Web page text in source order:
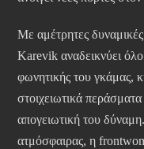
Με αμέτρητες
Karevik αναδεικνύει
φωνητικής του γκάμας,
στοιχειωτικά
απογειωτική του
ατμόσφαιρας, η